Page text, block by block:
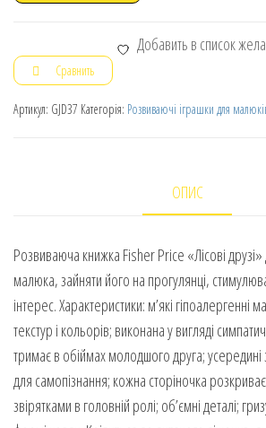
Добавить в список
Сравнить
Артикул: GJD37 Категорія: Розвиваючі іграшки для
ОПИС
Розвиваюча книжка Fisher Price «Лісові
малюка, зайняти його на прогулянці,
інтерес. Характеристики: м’які гіпоалергенні
текстур і кольорів; виконана у вигляді
тримає в обіймах молодшого друга;
для самопізнання; кожна сторіночка
звірятками в головній ролі; об’ємні деталі;